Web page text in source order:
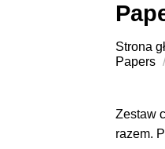
Strona
Papers /
Zestaw
razem.